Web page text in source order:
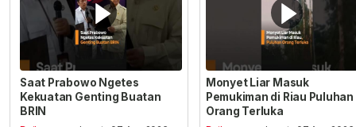
Saat Prabowo Ngetes
Kekuatan Genting Buatan
BRIN
Monyet Liar Masuk
Pemukiman di Riau Puluhan
Orang Terluka